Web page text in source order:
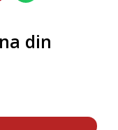
din